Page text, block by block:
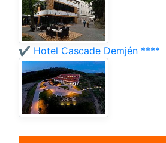
✔️ Hotel Cascade Demjén ****